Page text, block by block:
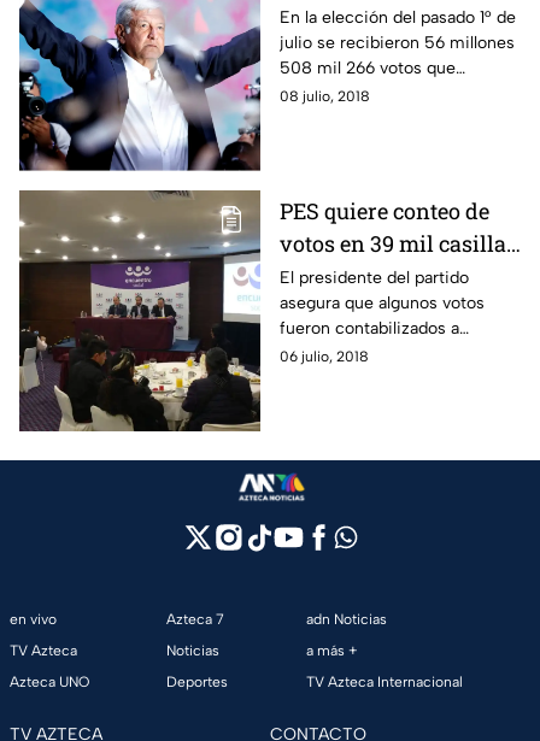
Presidencial 2018
En la elección del pasado 1° de
julio se recibieron 56 millones
508 mil 266 votos que
equivalen a una participación
08 julio, 2018
PES quiere conteo de
votos en 39 mil casillas
para salvarse
El presidente del partido
asegura que algunos votos
fueron contabilizados a
Morena.
06 julio, 2018
en vivo
TV Azteca
Azteca UNO
Azteca 7
Noticias
Deportes
adn Noticias
a más +
TV Azteca Internacional
TV AZTECA CONTACTO